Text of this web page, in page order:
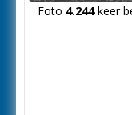
Foto 4.244keer